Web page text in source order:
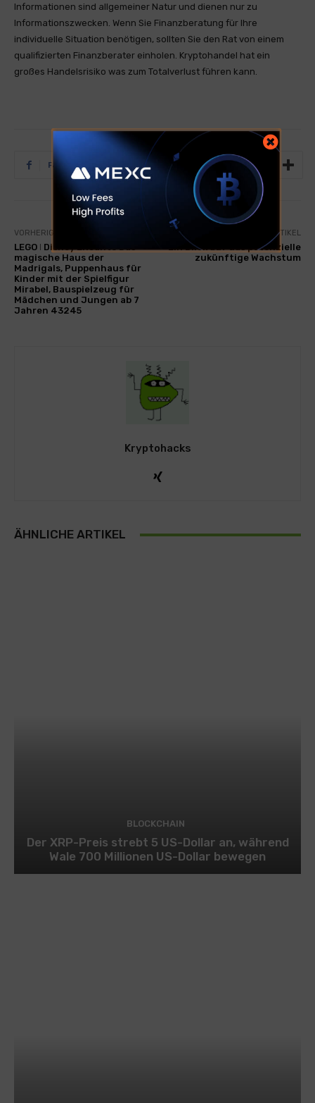
Informationen sind allgemeiner Natur und dienen nur zu
Informationszwecken. Wenn Sie Finanzberatung für Ihre
individuelle Situation benötigen, sollten Sie den Rat von einem
qualifizierten Finanzberater einholen. Kryptohandel hat ein
großes Handelsrisiko was zum Totalverlust führen kann.
Facebook Twitter Tumblr
VORHERIGER ARTIKEL
LEGO ǀ Disney Encanto Das
magische Haus der
Madrigals, Puppenhaus für
Kinder mit der Spielfigur
Mirabel, Bauspielzeug für
Mädchen und Jungen ab 7
Jahren 43245
NÄCHSTER ARTIKEL
Ein Blick auf das potenzielle
zukünftige Wachstum
Kryptohacks
ÄHNLICHE ARTIKEL
BLOCKCHAIN
Der XRP-Preis strebt 5 US-Dollar an, während
Wale 700 Millionen US-Dollar bewegen